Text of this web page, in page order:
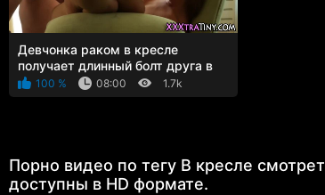
Девчонка раком в кресле
получает длинный болт друга в
щель100 % 08:00 1.7k
Порно видео по тегу В кресле
доступны в HD формате.